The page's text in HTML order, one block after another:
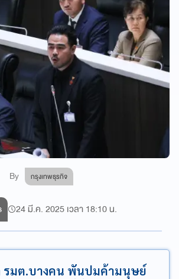
By กรุงเทพธุรกิจ
24 มี.ค. 2025 เวลา 18:10 น.
รมต.บางคน พันปมค้ามนุษย์